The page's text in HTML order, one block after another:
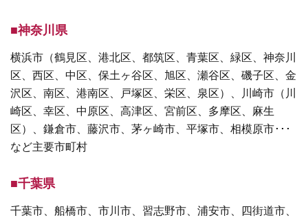
■神奈川県
横浜市（鶴見区、港北区、都筑区、青葉区、緑区、神奈川
区、西区、中区、保土ヶ谷区、旭区、瀬谷区、磯子区、金
沢区、南区、港南区、戸塚区、栄区、泉区）、川崎市（川
崎区、幸区、中原区、高津区、宮前区、多摩区、麻生
区）、鎌倉市、藤沢市、茅ヶ崎市、平塚市、相模原市･･･
など主要市町村
■千葉県
千葉市、船橋市、市川市、習志野市、浦安市、四街道市、